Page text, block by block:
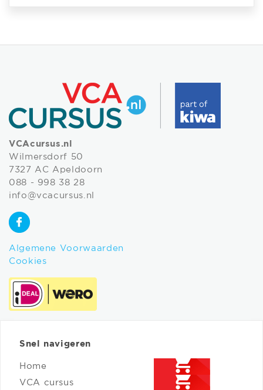
VCAcursus.nl
Wilmersdorf 50
7327 AC Apeldoorn
088 - 998 38 28
info@vcacursus.nl
Algemene Voorwaarden
Cookies
Snel navigeren
Home
VCA cursus